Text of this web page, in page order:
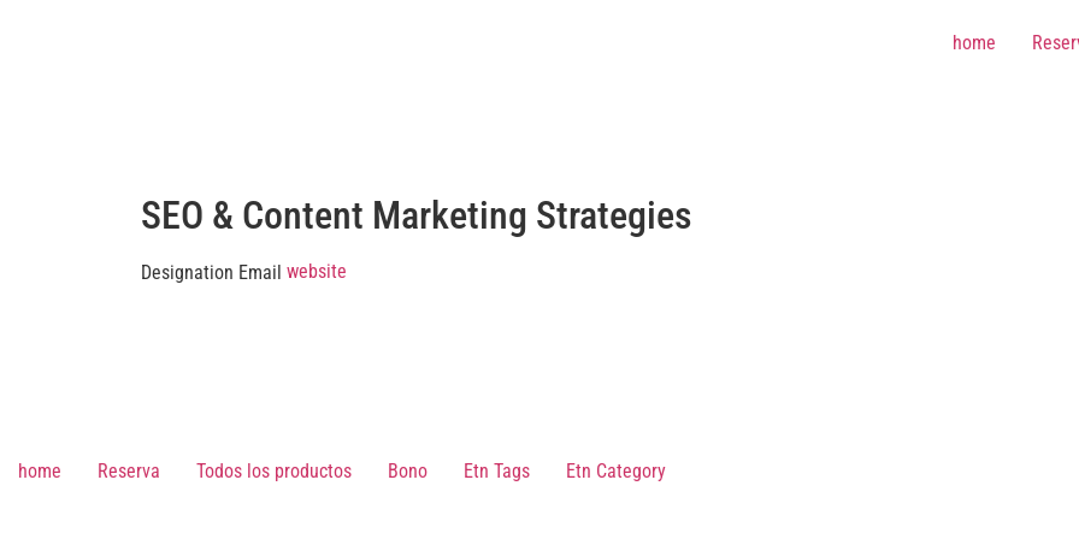
home
SEO & Content Marketing Strategies
Designation Email website
home Reserva Todos los productos Bono Etn Tags Etn Category